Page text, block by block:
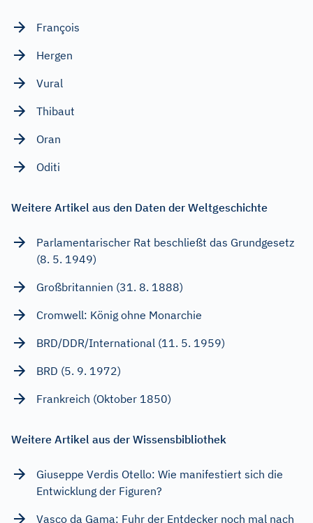
François
Hergen
Vural
Thibaut
Oran
Oditi
Weitere Artikel aus den Daten der Weltgeschichte
Parlamentarischer Rat beschließt das Grundgesetz
(8. 5. 1949)
Großbritannien (31. 8. 1888)
Cromwell: König ohne Monarchie
BRD/DDR/International (11. 5. 1959)
BRD (5. 9. 1972)
Frankreich (Oktober 1850)
Weitere Artikel aus der Wissensbibliothek
Giuseppe Verdis Otello: Wie manifestiert sich die
Entwicklung der Figuren?
Vasco da Gama: Fuhr der Entdecker noch mal nach